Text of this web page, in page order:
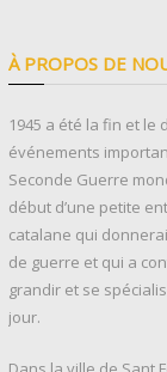
À PROPOS DE
1945 a été la fin et le
événements
Seconde Guerre
début d’une petite
catalane qui
de guerre et qui a
grandir et se
jour.